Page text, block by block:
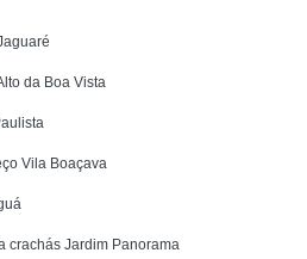
da Boa Vista
Vila Boaçava
crachás Jardim Panorama